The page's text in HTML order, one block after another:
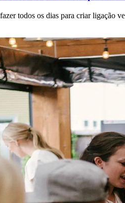
todos os dias para criar ligação